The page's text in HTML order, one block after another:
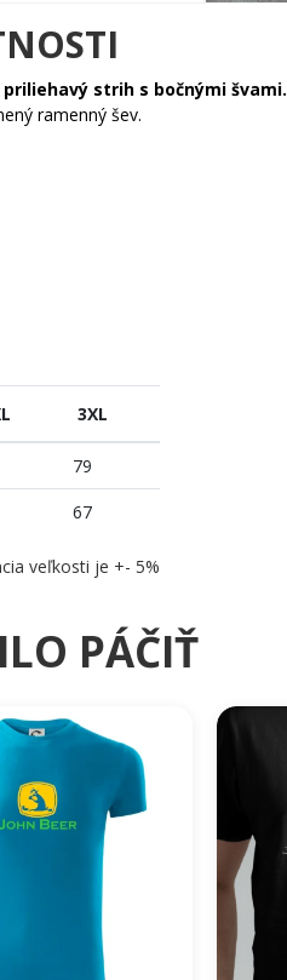
priliehavý strih s bočnými švami.
ramenný šev.
3XL
79
67
veľkosti je +- 5%
PÁČIŤ